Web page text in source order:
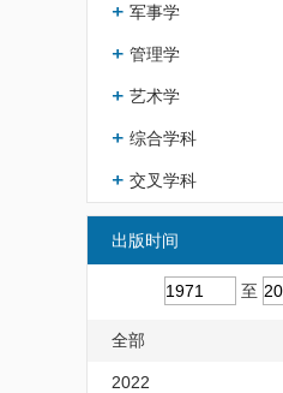
军事学
管理学
艺术学
综合学科
交叉学科
出版时间
至
全部
2022